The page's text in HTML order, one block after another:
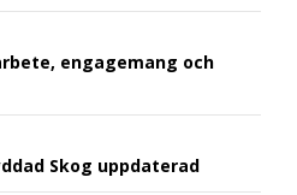
engagemang och
Skog uppdaterad